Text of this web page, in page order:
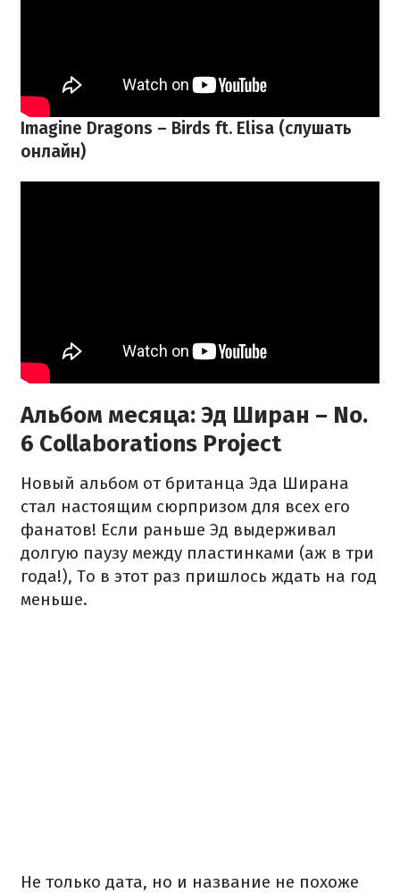
Imagine Dragons – Birds ft. Elisa (слушать
онлайн)
Альбом месяца: Эд Ширан – No.
6 Collaborations Project
Новый альбом от британца Эда Ширана
стал настоящим сюрпризом для всех его
фанатов! Если раньше Эд выдерживал
долгую паузу между пластинками (аж в три
года!), То в этот раз пришлось ждать на год
меньше.
Не только дата, но и название не похоже